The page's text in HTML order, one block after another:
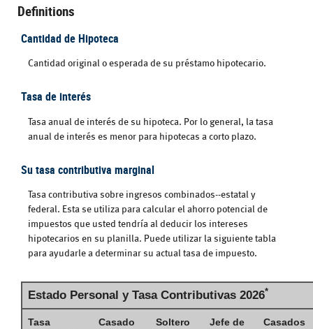
Definitions
Cantidad de Hipoteca
Cantidad original o esperada de su préstamo hipotecario.
Tasa de interés
Tasa anual de interés de su hipoteca. Por lo general, la tasa
anual de interés es menor para hipotecas a corto plazo.
Su tasa contributiva marginal
Tasa contributiva sobre ingresos combinados--estatal y
federal. Esta se utiliza para calcular el ahorro potencial de
impuestos que usted tendría al deducir los intereses
hipotecarios en su planilla. Puede utilizar la siguiente tabla
para ayudarle a determinar su actual tasa de impuesto.
Estado Personal y Tasa Contributivas 2026*
Tasa
Casado
Soltero
Jefe de
Casados